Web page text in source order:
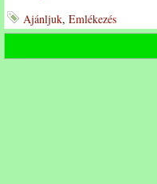
Ajánljuk, Emlékezés